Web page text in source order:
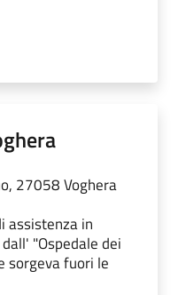
27058 Voghera
assistenza in
"Ospedale dei
sorgeva fuori le